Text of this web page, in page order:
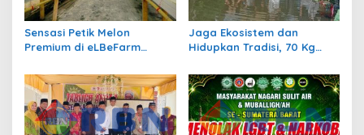
Sensasi Petik Melon
Premium di eLBeFarm
Baru yang Wajib Dikunjungi
Jaga Ekosistem dan
Hidupkan Tradisi, 70 Kg
Nagari Sulit Air